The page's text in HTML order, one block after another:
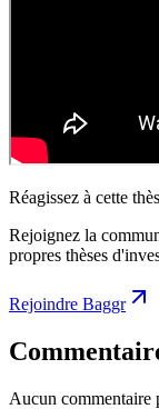
Réagissez à cette
Rejoignez la
propres thèses
Rejoindre Baggr
Aucun commentaire